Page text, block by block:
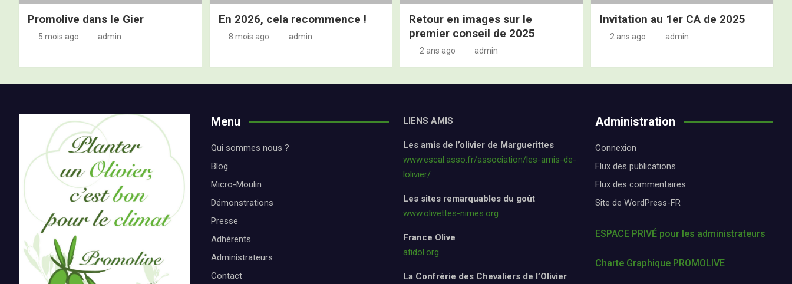
Promolive dans le Gier
5 mois ago admin
En 2026, cela recommence !
8 mois ago admin
Retour en images sur le
premier conseil de 2025
2 ans ago admin
Invitation au 1er CA de 2025
2 ans ago admin
Menu
Qui sommes nous ?
Blog
Micro-Moulin
Démonstrations
Presse
Adhérents
Administrateurs
Contact
LIENS AMIS
Les amis de l’olivier de Marguerittes
www.escal.asso.fr/association/les-amis-de-
lolivier/
Les sites remarquables du goût
www.olivettes-nimes.org
France Olive
afidol.org
La Confrérie des Chevaliers de l’Olivier
Administration
Connexion
Flux des publications
Flux des commentaires
Site de WordPress-FR
ESPACE PRIVÉ pour les administrateurs
Charte Graphique PROMOLIVE